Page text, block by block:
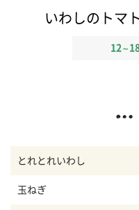
いわしのトマ
12 ～
とれとれいわし
玉ねぎ